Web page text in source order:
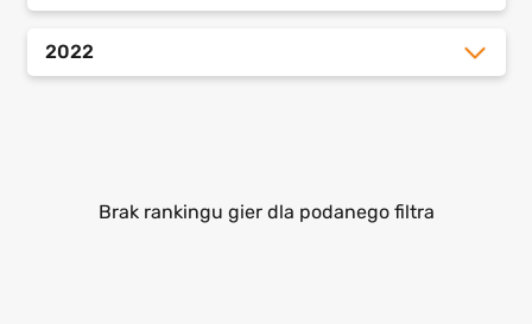
2022
Brak rankingu gier dla podanego filtra